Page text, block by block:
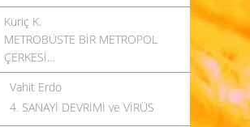
Kuriç K.
METROBÜSTE BİR METROPOL
ÇERKESİ…
Vahit Erdo
4. SANAYİ DEVRİMİ ve VİRÜS